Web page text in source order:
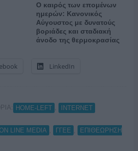
Ο καιρός των επομένων
ημερών: Κανονικός
Αύγουστος με δυνατούς
βοριάδες και σταδιακή
άνοδο της θερμοκρασίας
LinkedIn
HOME-LEFT INTERNET
ON LINE MEDIA ΓΓΕΕ
ΕΠΙΘΕΩΡΗΣΗ